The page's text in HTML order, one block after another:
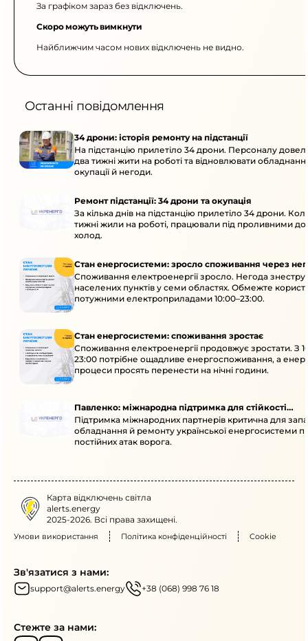
За графіком зараз без відключень.
Скоро можуть вимкнути
Найближчим часом нових відключень не видно.
Останні повідомлення
34 дрони: історія ремонту на підстанції
На підстанцію прилетіло 34 дрони. Персоналу
два тижні жити на роботі та відновлювати
окупації й негоди.
Ремонт підстанції: 34 дрони та окупація
За кілька днів на підстанцію прилетіло 34 дрони.
тижні жили на роботі, працювали під проливними
холод.
Стан енергосистеми: зросло споживання через
Споживання електроенергії зросло. Негода
населених пунктів у семи областях. Обмежте
потужними електроприладами 10:00–23:00.
Стан енергосистеми: споживання зростає
Споживання електроенергії продовжує зростати. З
23:00 потрібне ощадливе енергоспоживання, а
процеси просять перенести на нічні години.
Павленко: міжнародна підтримка для стійкості
енергосистеми
Підтримка міжнародних партнерів критична для
обладнання й ремонту української енергосистеми
постійних атак ворога.
Карта відключень світла
alerts.energy
2025-2026. Всі права захищені.
Умови використання Політика конфіденційності Cookie
Зв'язатися з нами:
support@alerts.energy +38 (068) 998 76 18
Стежте за нами: